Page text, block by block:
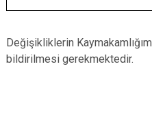
Değişikliklerin
bildirilmesi gerekmektedir.